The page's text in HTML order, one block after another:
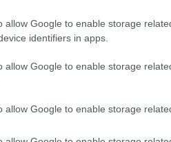
allow Google to enable storage
identifiers in apps.
allow Google to enable storage
allow Google to enable storage
adópolitikát és
a létező legkisebb és
felé, miközben egyre
EU-s nyugdíjra,
sokkfelfogó
vagy teljesen
költene pénzt,